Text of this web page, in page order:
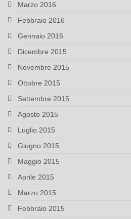
Marzo 2016
Febbraio 2016
Gennaio 2016
Dicembre 2015
Novembre 2015
Ottobre 2015
Settembre 2015
Agosto 2015
Luglio 2015
Giugno 2015
Maggio 2015
Aprile 2015
Marzo 2015
Febbraio 2015